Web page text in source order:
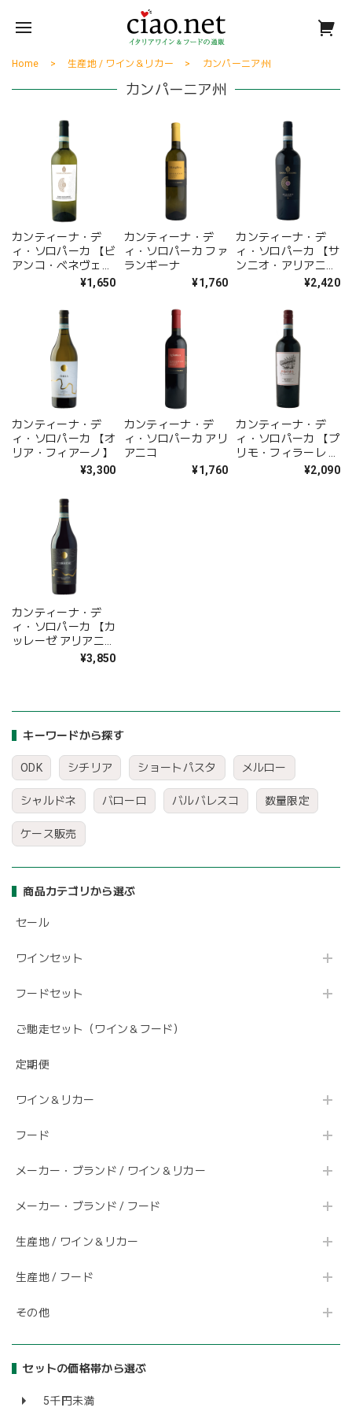
キーワードから探す
ODK シチリア ショートパスタ メルロー
シャルドネ バローロ バルバレスコ 数量限定
ケース販売
商品カテゴリから選ぶ
セール
ワインセット
フードセット
ご馳走セット（ワイン＆フード）
定期便
ワイン＆リカー
フード
メーカー・ブランド / ワイン＆リカー
メーカー・ブランド / フード
生産地 / ワイン＆リカー
生産地 / フード
その他
セットの価格帯から選ぶ
5千円未満
Home 生産地 / ワイン＆リカー カンパーニア州
カンパーニア州
カンティーナ・デ
ィ・ソロパーカ 【ビ
アンコ・ベネヴェン
¥1,650
カンティーナ・デ
ィ・ソロパーカ ファ
ランギーナ
¥1,760
カンティーナ・デ
ィ・ソロパーカ 【サ
ンニオ・アリアニ
コ・ブラックラベ
¥2,420
カンティーナ・デ
ィ・ソロパーカ 【オ
リア・フィアーノ】
¥3,300
カンティーナ・デ
ィ・ソロパーカ アリ
アニコ
¥1,760
カンティーナ・デ
ィ・ソロパーカ 【プ
リモ・フィラーレ ロ
¥2,090
カンティーナ・デ
ィ・ソロパーカ 【カ
ッレーゼ アリアニ
コ・リゼルヴァ】
¥3,850